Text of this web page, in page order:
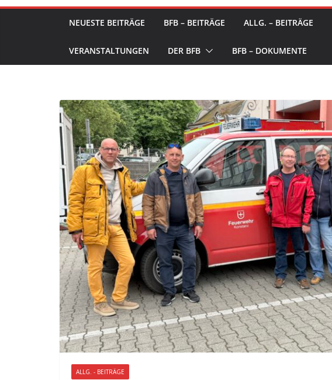
NEUESTE BEITRÄGE BFB – BEITRÄGE ALLG. – BEITRÄGE
VERANSTALTUNGEN DER BFB BFB – DOKUMENTE
ALLG. - BEITRÄGE